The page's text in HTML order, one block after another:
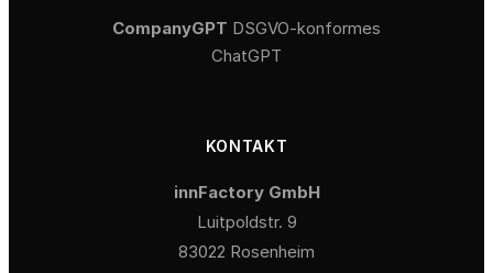
CompanyGPT DSGVO-konformes
ChatGPT
KONTAKT
innFactory GmbH
Luitpoldstr. 9
83022 Rosenheim